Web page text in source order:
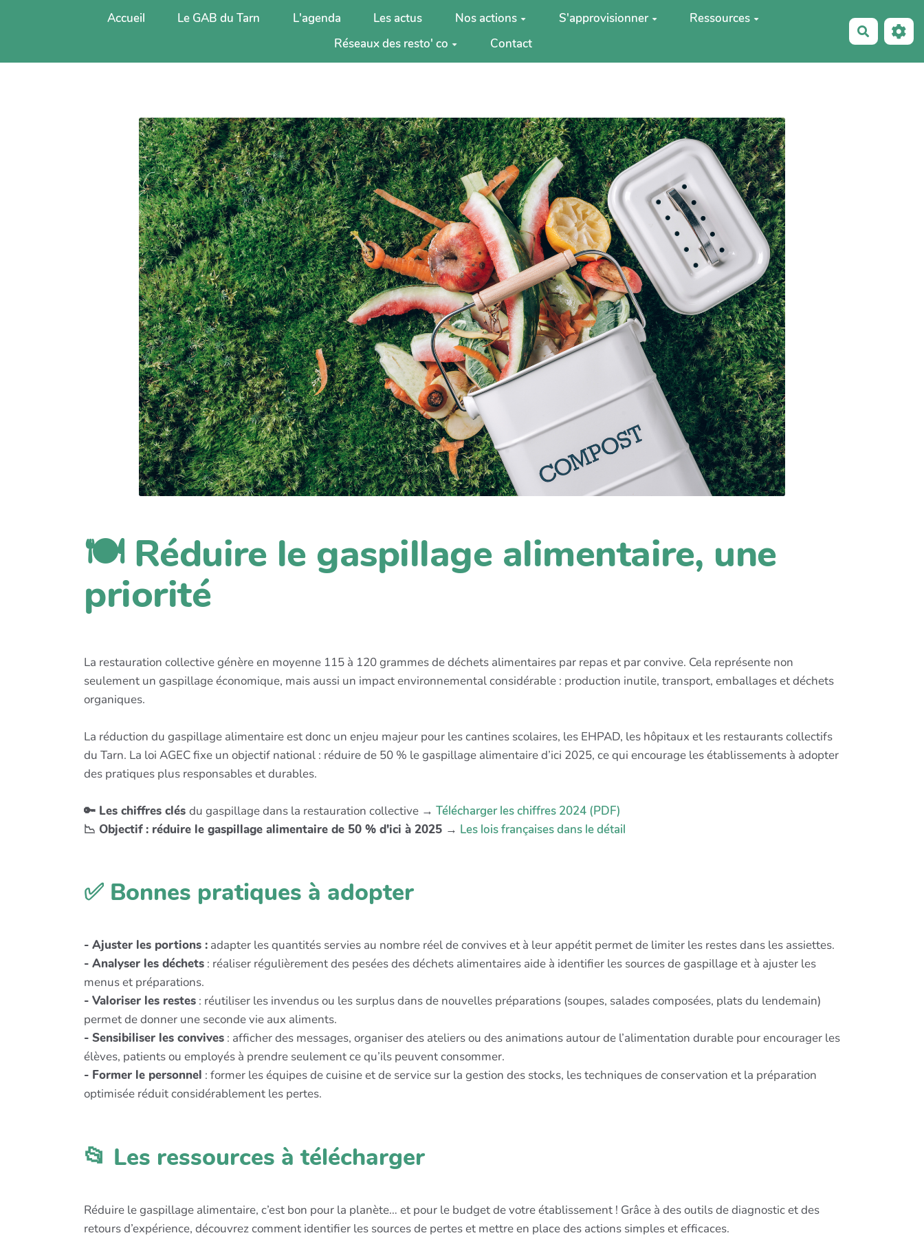
Accueil Le GAB du Tarn L'agenda Les actus Nos actions S'approvisionner
Ressources
Réseaux des resto' co
Contact
🍽️️ Réduire le gaspillage alimentaire, une
priorité
La restauration collective génère en moyenne 115 à 120 grammes de déchets alimentaires par repas et par convive. Cela représente non
seulement un gaspillage économique, mais aussi un impact environnemental considérable : production inutile, transport, emballages et déchets
organiques.
La réduction du gaspillage alimentaire est donc un enjeu majeur pour les cantines scolaires, les EHPAD, les hôpitaux et les restaurants collectifs
du Tarn. La loi AGEC fixe un objectif national : réduire de 50 % le gaspillage alimentaire d’ici 2025, ce qui encourage les établissements à adopter
des pratiques plus responsables et durables.
🔑 Les chiffres clés du gaspillage dans la restauration collective → Télécharger les chiffres 2024 (PDF)
📉 Objectif : réduire le gaspillage alimentaire de 50 % d'ici à 2025 → Les lois françaises dans le détail
✅ Bonnes pratiques à adopter
- Ajuster les portions : adapter les quantités servies au nombre réel de convives et à leur appétit permet de limiter les restes dans les assiettes.
- Analyser les déchets : réaliser régulièrement des pesées des déchets alimentaires aide à identifier les sources de gaspillage et à ajuster les
menus et préparations.
- Valoriser les restes : réutiliser les invendus ou les surplus dans de nouvelles préparations (soupes, salades composées, plats du lendemain)
permet de donner une seconde vie aux aliments.
- Sensibiliser les convives : afficher des messages, organiser des ateliers ou des animations autour de l’alimentation durable pour encourager les
élèves, patients ou employés à prendre seulement ce qu’ils peuvent consommer.
- Former le personnel : former les équipes de cuisine et de service sur la gestion des stocks, les techniques de conservation et la préparation
optimisée réduit considérablement les pertes.
📂 Les ressources à télécharger
Réduire le gaspillage alimentaire, c’est bon pour la planète… et pour le budget de votre établissement ! Grâce à des outils de diagnostic et des
retours d’expérience, découvrez comment identifier les sources de pertes et mettre en place des actions simples et efficaces.